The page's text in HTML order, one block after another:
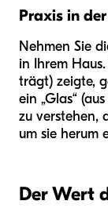
Praxis in
Nehmen Sie
in Ihrem
trägt) zeigte,
ein „Glas“
zu verstehen,
um sie herum
Der Wert